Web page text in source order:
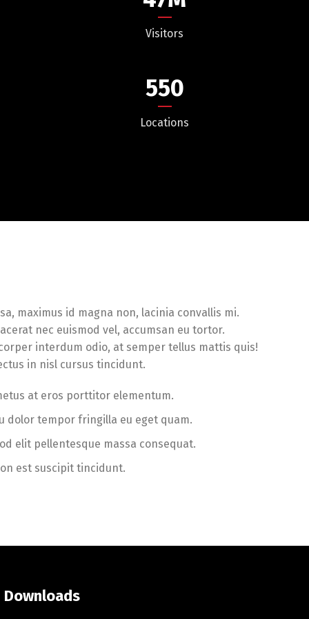
Visitors
550
Locations
maximus id magna non, lacinia convallis mi.
nec euismod vel, accumsan eu tortor.
interdum odio, at semper tellus mattis quis!
in nisl cursus tincidunt.
at eros porttitor elementum.
dolor tempor fringilla eu eget quam.
elit pellentesque massa consequat.
est suscipit tincidunt.
Downloads